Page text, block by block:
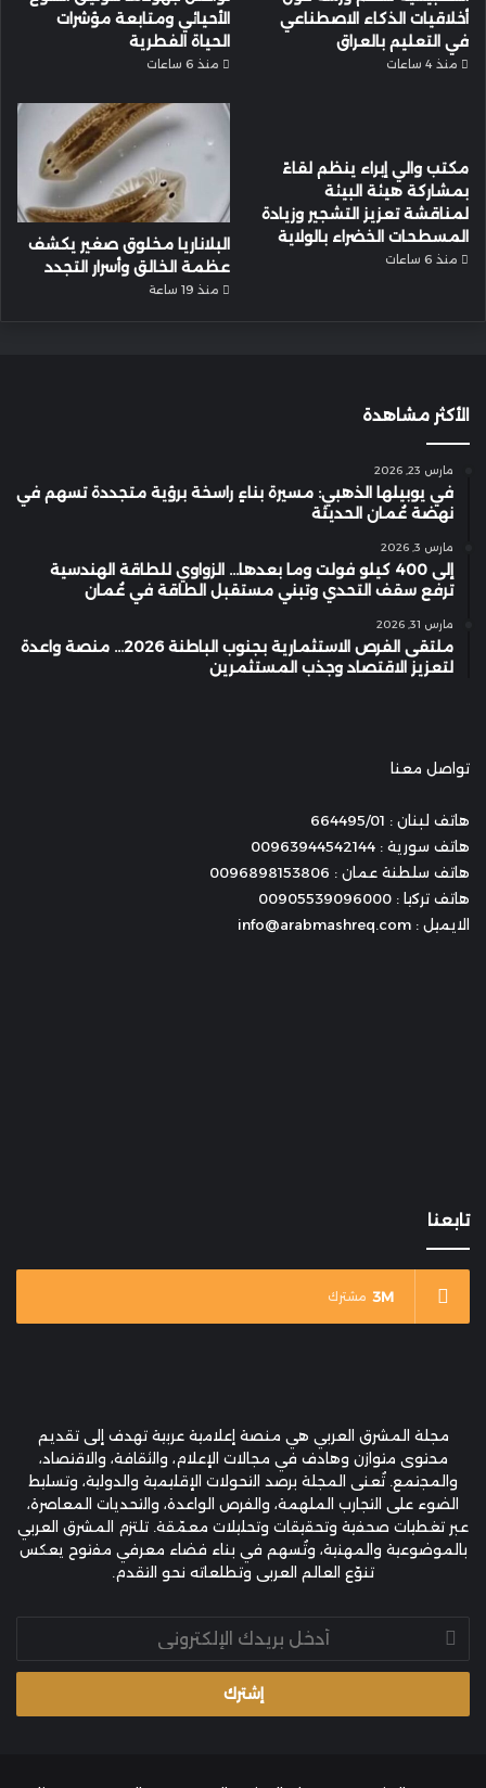
أخلاقيات الذكاء الاصطناعي
في التعليم بالعراق
منذ 4 ساعات
الأحيائي ومتابعة مؤشرات
الحياة الفطرية
منذ 6 ساعات
مكتب والي إبراء ينظم لقاءً
بمشاركة هيئة البيئة
لمناقشة تعزيز التشجير وزيادة
المسطحات الخضراء بالولاية
منذ 6 ساعات
البلاناريا مخلوق صغير يكشف
عظمة الخالق وأسرار التجدد
منذ 19 ساعة
الأكثر مشاهدة
مارس 23, 2026
في يوبيلها الذهبي: مسيرة بناءٍ راسخة برؤية متجددة تسهم في
نهضة عُمان الحديثة
مارس 3, 2026
إلى 400 كيلو فولت وما بعدها… الزواوي للطاقة الهندسية
ترفع سقف التحدي وتبني مستقبل الطاقة في عُمان
مارس 31, 2026
ملتقى الفرص الاستثمارية بجنوب الباطنة 2026… منصة واعدة
لتعزيز الاقتصاد وجذب المستثمرين
تواصل معنا
هاتف لبنان : 664495/01
هاتف سورية : 00963944542144
هاتف سلطنة عمان : 0096898153806
هاتف تركيا : 00905539096000
الايميل : info@arabmashreq.com
تابعنا
3M مشترك
مجلة المشرق العربي هي منصة إعلامية عربية تهدف إلى تقديم
محتوى متوازن وهادف في مجالات الإعلام، والثقافة، والاقتصاد،
والمجتمع. تُعنى المجلة برصد التحولات الإقليمية والدولية، وتسليط
الضوء على التجارب الملهمة، والفرص الواعدة، والتحديات المعاصرة،
عبر تغطيات صحفية وتحقيقات وتحليلات معمّقة. تلتزم المشرق العربي
بالموضوعية والمهنية، وتُسهم في بناء فضاء معرفي مفتوح يعكس
تنوّع العالم العربي وتطلعاته نحو التقدم.
بريدك
الإلكتروني